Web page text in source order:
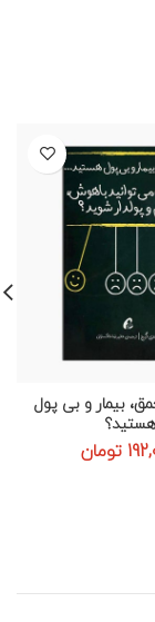
بیمار و بی پول
هستید؟
تومان